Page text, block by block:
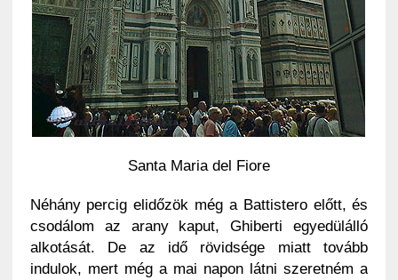
Santa Maria del Fiore
Néhány percig elidőzök még a Battistero előtt, és
csodálom az arany kaput, Ghiberti egyedülálló
alkotását. De az idő rövidsége miatt tovább
indulok, mert még a mai napon látni szeretném a